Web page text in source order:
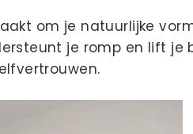
om je natuurlijke
je romp en lift je